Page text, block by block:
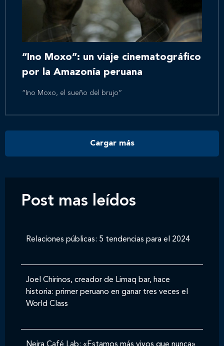
Inicio
Nosotros
Novedades
Contáctanos
“Ino Moxo”: un viaje cinematográfico
por la Amazonía peruana
“Ino Moxo, el sueño del brujo”
Cargar más
Post mas leídos
Relaciones públicas: 5 tendencias para el 2024
Joel Chirinos, creador de Limaq bar, hace
historia: primer peruano en ganar tres veces el
World Class